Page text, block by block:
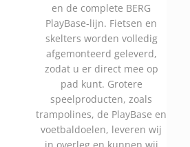
en de complete BERG
PlayBase-lijn. Fietsen en
skelters worden volledig
afgemonteerd geleverd,
zodat u er direct mee op
pad kunt. Grotere
speelproducten, zoals
trampolines, de PlayBase en
voetbaldoelen, leveren wij
in overleg en kunnen wij